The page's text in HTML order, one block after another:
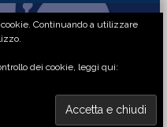
Continuando a utilizzare
dei cookie, leggi qui: